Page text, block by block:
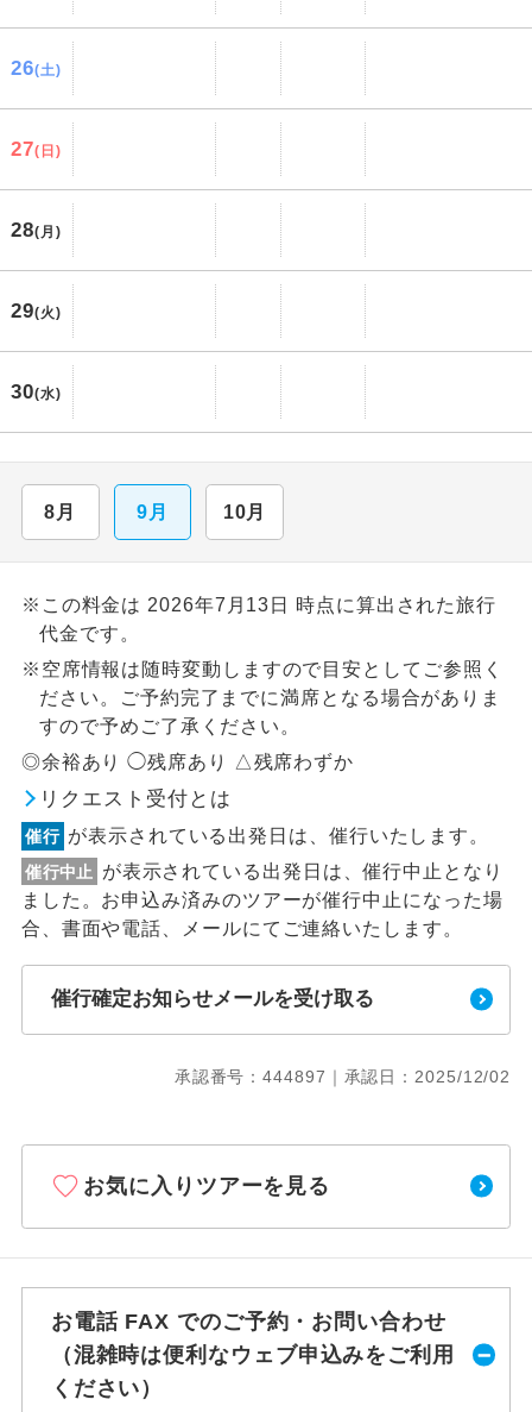
26(土)
27(日)
28(月)
29(火)
30(水)
8月 9月 10月
※この料金は 2026年7月13日 時点に算出された旅行
代金です。
※空席情報は随時変動しますので目安としてご参照く
ださい。ご予約完了までに満席となる場合がありま
すので予めご了承ください。
◎余裕あり ◯残席あり △残席わずか
リクエスト受付とは
催行 が表示されている出発日は、催行いたします。
催行中止
が表示されている出発日は、催行中止となり
ました。お申込み済みのツアーが催行中止になった場
合、書面や電話、メールにてご連絡いたします。
催行確定お知らせメールを受け取る
承認番号：444897｜承認日：2025/12/02
お気に入りツアーを見る
お電話 FAX でのご予約・お問い合わせ
（混雑時は便利なウェブ申込みをご利用
ください）